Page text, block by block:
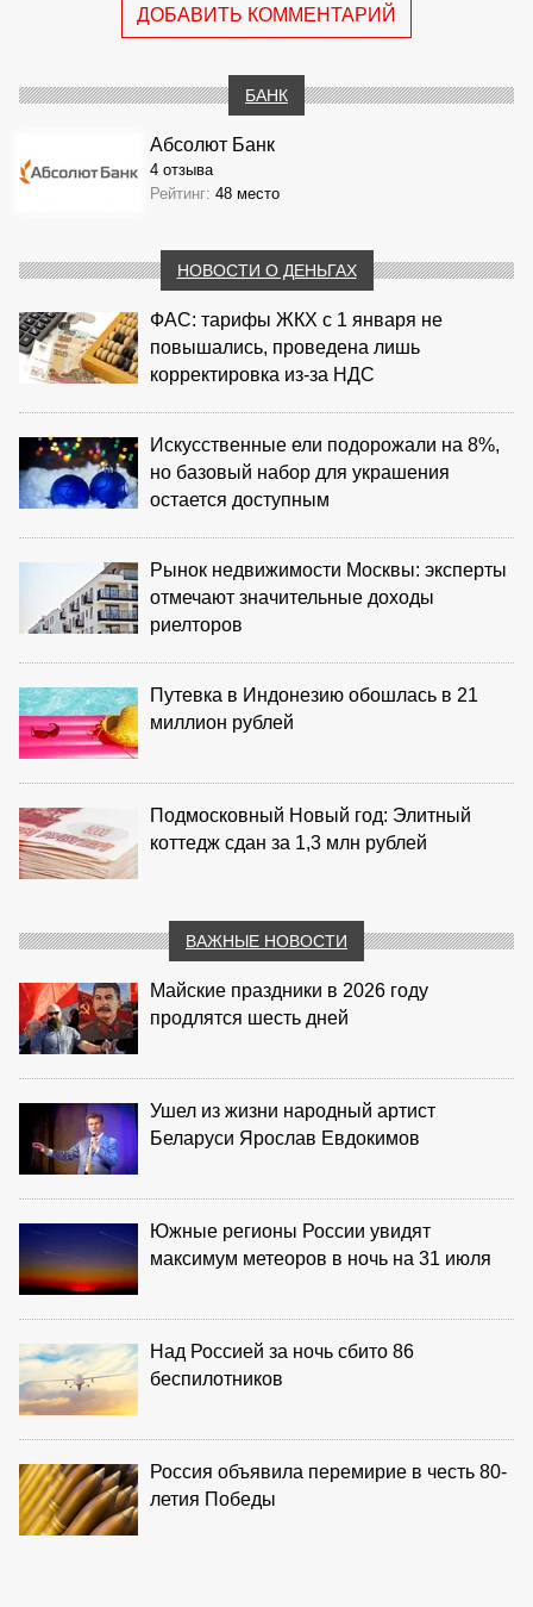
ДОБАВИТЬ КОММЕНТАРИЙ
БАНК
Абсолют Банк
4 отзыва
Рейтинг: 48 место
НОВОСТИ О ДЕНЬГАХ
ФАС: тарифы ЖКХ с 1 января не
повышались, проведена лишь
корректировка из‑за НДС
Искусственные ели подорожали на 8%,
но базовый набор для украшения
остается доступным
Рынок недвижимости Москвы: эксперты
отмечают значительные доходы
риелторов
Путевка в Индонезию обошлась в 21
миллион рублей
Подмосковный Новый год: Элитный
коттедж сдан за 1,3 млн рублей
ВАЖНЫЕ НОВОСТИ
Майские праздники в 2026 году
продлятся шесть дней
Ушел из жизни народный артист
Беларуси Ярослав Евдокимов
Южные регионы России увидят
максимум метеоров в ночь на 31 июля
Над Россией за ночь сбито 86
беспилотников
Россия объявила перемирие в честь 80-
летия Победы